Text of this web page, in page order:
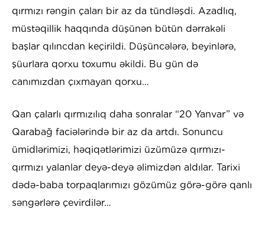
qırmızı rəngin çaları bir az da tündləşdi. Azadlıq,
müstəqillik haqqında düşünən bütün dərrakəli
başlar qılıncdan keçirildi. Düşüncələrə, beyinlərə,
şüurlara qorxu toxumu əkildi. Bu gün də
canımızdan çıxmayan qorxu…
Qan çalarlı qırmızılıq daha sonralar “20 Yanvar” və
Qarabağ faciələrində bir az da artdı. Sonuncu
ümidlərimizi, həqiqətlərimizi üzümüzə qırmızı-
qırmızı yalanlar deyə-deyə əlimizdən aldılar. Tarixi
dədə-baba torpaqlarımızı gözümüz görə-görə qanlı
səngərlərə çevirdilər…